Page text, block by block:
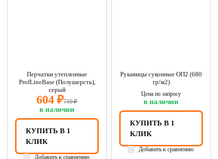
Перчатки утепленные
ProfLineBase (Полушерсть),
серый
604 ₽710 ₽
в наличии
КУПИТЬ В 1
КЛИК
Добавить к сравнению
Рукавицы суконные ОП2 (680
гр/м2)
Цена по запросу
в наличии
КУПИТЬ В 1
КЛИК
Добавить к сравнению